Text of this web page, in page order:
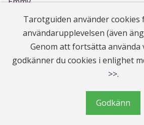
Anna 42 år
Tarotguiden använder
användarupplevelsen (även
Genom att fortsätta använda
godkänner du cookies i enlighet
>>.
Godkänn